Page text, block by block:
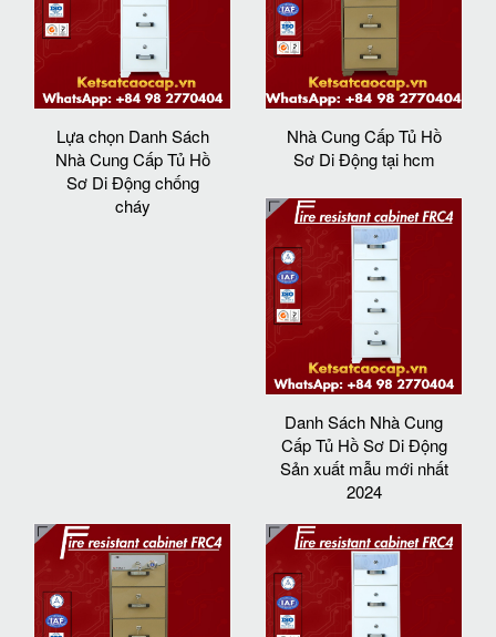
Lựa chọn Danh Sách
Nhà Cung Cấp Tủ Hồ
Sơ Di Động chống
cháy
Nhà Cung Cấp Tủ Hồ
Sơ Di Động tại hcm
Danh Sách Nhà Cung
Cấp Tủ Hồ Sơ Di Động
Sản xuất mẫu mới nhất
2024